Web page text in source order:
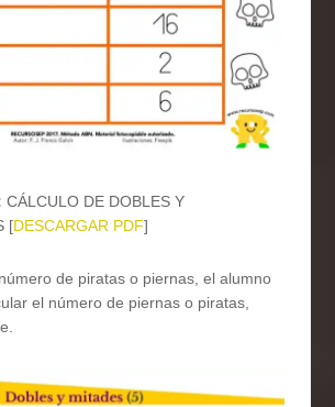
CÁLCULO DE DOBLES Y
[DESCARGAR PDF]
de piratas o piernas, el alumno
el número de piernas o piratas,